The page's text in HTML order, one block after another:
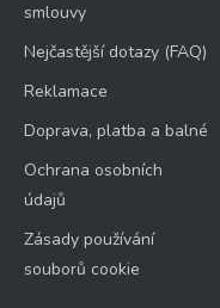
smlouvy
Nejčastější dotazy (FAQ)
Reklamace
Doprava, platba a balné
Ochrana osobních
údajů
Zásady používání
souborů cookie